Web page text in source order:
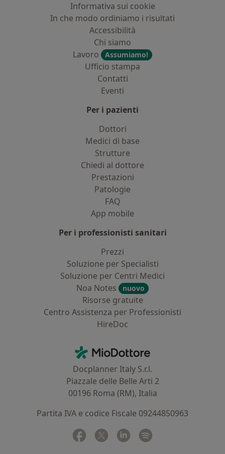
Informativa sui cookie
In che modo ordiniamo i risultati
Accessibilità
Chi siamo
Lavoro
Assumiamo!
Ufficio stampa
Contatti
Eventi
Per i pazienti
Dottori
Medici di base
Strutture
Chiedi al dottore
Prestazioni
Patologie
FAQ
App mobile
Per i professionisti sanitari
Prezzi
Soluzione per Specialisti
Soluzione per Centri Medici
Noa Notes
nuovo
Risorse gratuite
Centro Assistenza per Professionisti
HireDoc
MioDottore - Homepage
Docplanner Italy S.r.l.
Piazzale delle Belle Arti 2
00196 Roma (RM), Italia
Partita IVA e codice Fiscale 09244850963
Facebook
si apre in una nuova scheda
Twitter
si apre in una nuova scheda
Linkedin
si apre in una nuova